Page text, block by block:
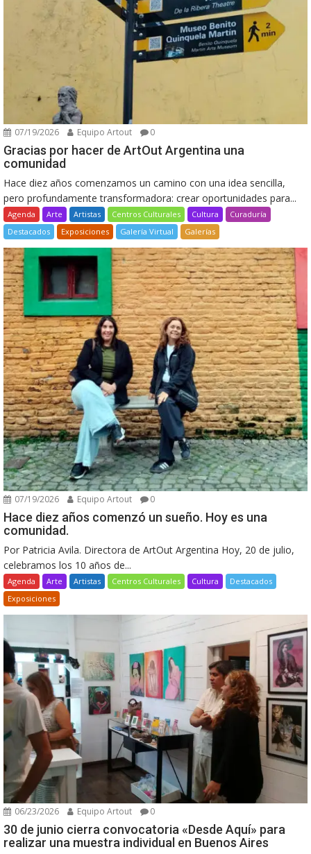
07/19/2026 Equipo Artout 0
Gracias por hacer de ArtOut Argentina una
comunidad
Hace diez años comenzamos un camino con una idea sencilla,
pero profundamente transformadora: crear oportunidades para...
Agenda Arte Artistas Centros Culturales Cultura
Curaduría
Destacados
Exposiciones Galería Virtual Galerías
07/19/2026 Equipo Artout 0
Hace diez años comenzó un sueño. Hoy es una
comunidad.
Por Patricia Avila. Directora de ArtOut Argentina Hoy, 20 de julio,
celebramos los 10 años de...
Agenda Arte Artistas Centros Culturales Cultura
Destacados
Exposiciones
06/23/2026 Equipo Artout 0
30 de junio cierra convocatoria «Desde Aquí» para
realizar una muestra individual en Buenos Aires